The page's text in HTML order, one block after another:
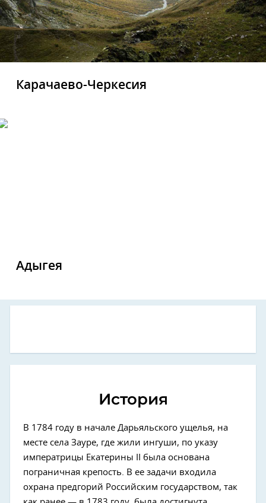
Карачаево-Черкесия
Адыгея
История
В 1784 году в начале Дарьяльского ущелья, на
месте села Зауре, где жили ингуши, по указу
императрицы Екатерины II была основана
пограничная крепость. В ее задачи входила
охрана предгорий Российским государством, так